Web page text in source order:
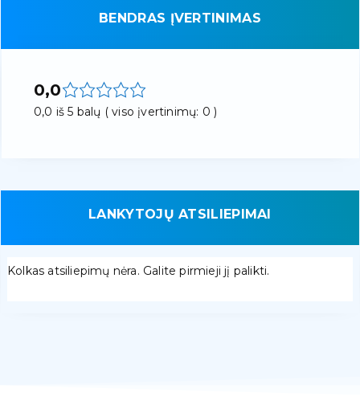
BENDRAS ĮVERTINIMAS
0,0
0,0 iš 5 balų ( viso įvertinimų: 0 )
LANKYTOJŲ ATSILIEPIMAI
Kolkas atsiliepimų nėra. Galite pirmieji jį palikti.